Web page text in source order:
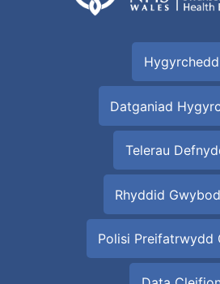
Hygyrchedd
Datganiad
Telerau
Rhyddid
Polisi Preifatrwydd